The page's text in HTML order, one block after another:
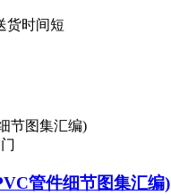
货时间短
管件细节图集汇编)